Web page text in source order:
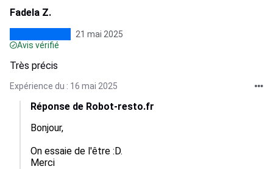
Fadela Z.
21 mai 2025
Avis vérifié
Très précis
Expérience du : 16 mai 2025
Réponse de Robot-resto.fr
Bonjour,
On essaie de l'être :D.
Merci